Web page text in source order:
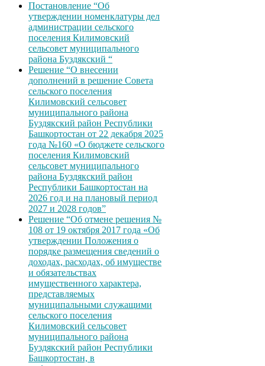
Постановление “Об
утверждении номенклатуры дел
администрации сельского
поселения Килимовский
сельсовет муниципального
района Буздякский “
Решение “О внесении
дополнений в решение Совета
сельского поселения
Килимовский сельсовет
муниципального района
Буздякский район Республики
Башкортостан от 22 декабря 2025
года №160 «О бюджете сельского
поселения Килимовский
сельсовет муниципального
района Буздякский район
Республики Башкортостан на
2026 год и на плановый период
2027 и 2028 годов”
Решение “Об отмене решения №
108 от 19 октября 2017 года «Об
утверждении Положения о
порядке размещения сведений о
доходах, расходах, об имуществе
и обязательствах
имущественного характера,
представляемых
муниципальными служащими
сельского поселения
Килимовский сельсовет
муниципального района
Буздякский район Республики
Башкортостан, в